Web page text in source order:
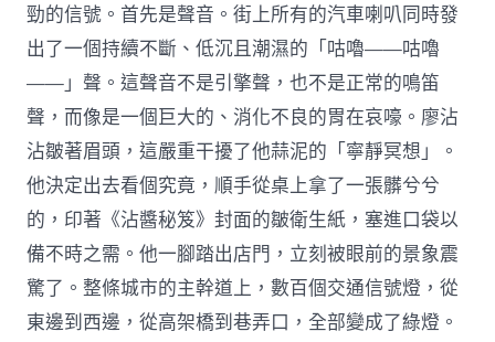
勁的信號。首先是聲音。街上所有的汽車喇叭同時發
出了一個持續不斷、低沉且潮濕的「咕嚕——咕嚕
——」聲。這聲音不是引擎聲，也不是正常的鳴笛
聲，而像是一個巨大的、消化不良的胃在哀嚎。廖沾
沾皺著眉頭，這嚴重干擾了他蒜泥的「寧靜冥想」。
他決定出去看個究竟，順手從桌上拿了一張髒兮兮
的，印著《沾醬秘笈》封面的皺衛生紙，塞進口袋以
備不時之需。他一腳踏出店門，立刻被眼前的景象震
驚了。整條城市的主幹道上，數百個交通信號燈，從
東邊到西邊，從高架橋到巷弄口，全部變成了綠燈。